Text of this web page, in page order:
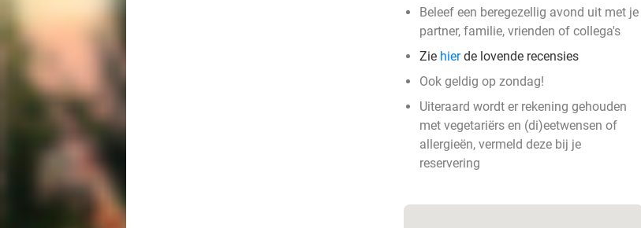
Beleef een beregezellig avond uit met je
partner, familie, vrienden of collega's
Zie hierde lovende recensies
Ook geldig op zondag!
Uiteraard wordt er rekening gehouden
met vegetariërs en (di)eetwensen of
allergieën, vermeld deze bij je
reservering